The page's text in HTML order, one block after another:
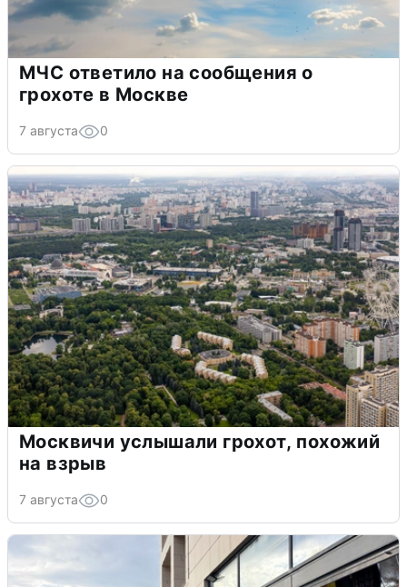
МЧС ответило на сообщения о
грохоте в Москве
7 августа 0
Москвичи услышали грохот, похожий
на взрыв
7 августа 0